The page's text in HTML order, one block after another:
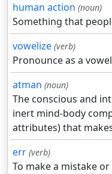
human action (noun)
Something that
vowelize (verb)
Pronounce as a
atman (noun)
The conscious and
inert mind-body
attributes) that
err (verb)
To make a mistake